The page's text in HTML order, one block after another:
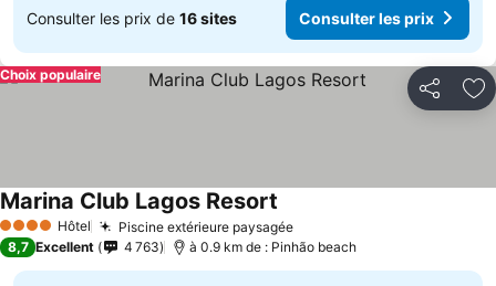
Consulter les prix de 16 sites Consulter les prix
Partager
Choix populaire
4 Étoiles Hôtel Piscine extérieure paysagéeConsulter les prix
Marina Club Lagos Resort
8,7 Excellent 4 763 à 0.9 km de : Pinhão beach